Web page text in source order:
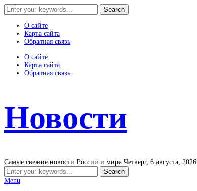
О сайте
Карта сайта
Обратная связь
О сайте
Карта сайта
Обратная связь
Новости
Самые свежие новости России и мира Четверг, 6 августа, 2026
Menu